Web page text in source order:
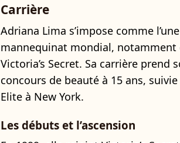
Carrière
Adriana Lima s’impose comme
mannequinat mondial, notamment
Victoria’s Secret. Sa carrière prend
concours de beauté à 15 ans,
Elite à New York.
Les débuts et l’ascension